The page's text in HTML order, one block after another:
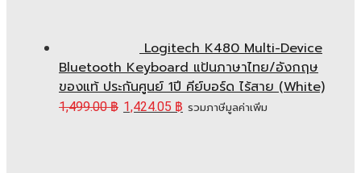
Logitech K480 Multi-Device
Bluetooth Keyboard แป้นภาษาไทย/อังกฤษ
ของแท้ ประกันศูนย์ 1ปี คีย์บอร์ด ไร้สาย (White)
1,499.00฿ 1,424.05 ฿ รวมภาษีมูลค่าเพิ่ม